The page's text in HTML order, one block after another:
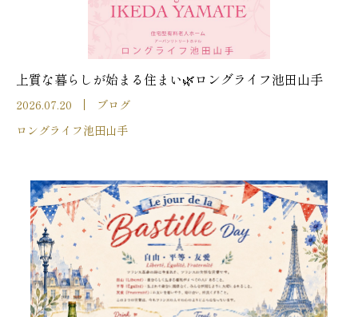
上質な暮らしが始まる住まい🌿ロングライフ池田山手
2026.07.20
ブログ
ロングライフ池田山手